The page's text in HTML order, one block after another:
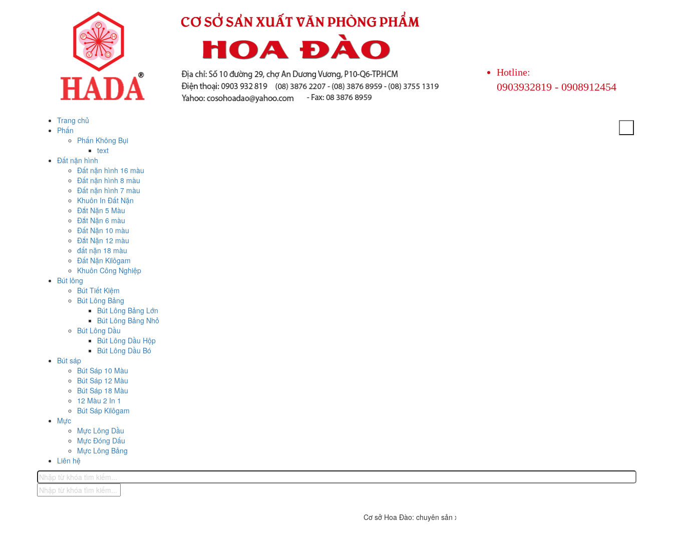
Hotline:
0903932819 - 0908912454
Trang chủ
Phấn
Phấn Không Bụi
text
Đất nặn hình
Đất nặn hình 16 màu
Đất nặn hình 8 màu
Đất nặn hình 7 màu
Khuôn In Đất Nặn
Đắt Nặn 5 Màu
Đắt Nặn 6 màu
Đất Nặn 10 màu
Đắt Nặn 12 màu
đất nặn 18 màu
Đất Nặn Kilôgam
Khuôn Công Nghiệp
Bút lông
Bút Tiết Kiệm
Bút Lông Bảng
Bút Lông Bảng Lớn
Bút Lông Bảng Nhỏ
Bút Lông Dầu
Bút Lông Dầu Hộp
Bút Lông Dầu Bó
Bút sáp
Bút Sáp 10 Màu
Bút Sáp 12 Màu
Bút Sáp 18 Màu
12 Màu 2 In 1
Bút Sáp Kilôgam
Mực
Mực Lông Dầu
Mực Đóng Dấu
Mực Lông Bảng
Liên hệ
Cơ sở Hoa Đào: chuyên sản xuất các sản phẩm văn phòng phẩm, phấn không bụi, bút sáp, bút